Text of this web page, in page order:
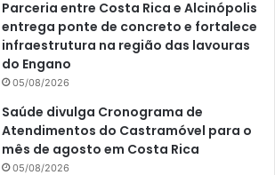
Parceria entre Costa Rica e Alcinópolis
entrega ponte de concreto e fortalece
infraestrutura na região das lavouras
do Engano
05/08/2026
Saúde divulga Cronograma de
Atendimentos do Castramóvel para o
mês de agosto em Costa Rica
05/08/2026